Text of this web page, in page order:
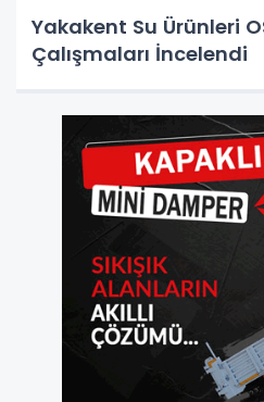
Yakakent Su Ürünleri
Çalışmaları İncelendi